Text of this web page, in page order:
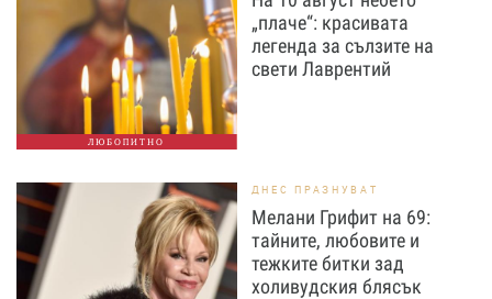
ЛЮБОПИТНО
„плаче“: красивата
легенда за сълзите на
свети Лаврентий
ДНЕС ПРАЗНУВАТ
Мелани Грифит на 69:
тайните, любовите и
тежките битки зад
холивудския блясък